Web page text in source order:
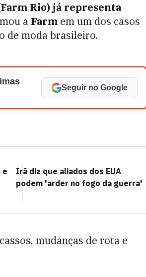
Rio) já representa
a Farm em um dos casos
de moda brasileiro.
Seguir no Google
e
Irã diz que aliados dos EUA
podem 'arder no fogo da guerra'
mudanças de rota e